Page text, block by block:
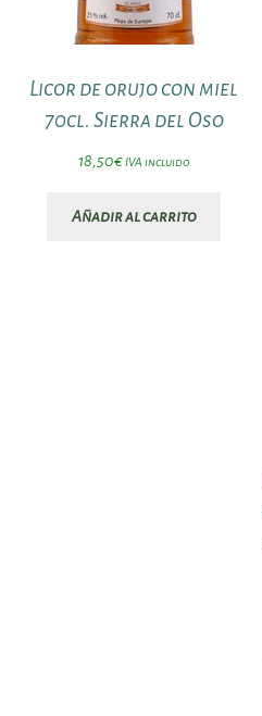
Licor de orujo con miel
70cl. Sierra del Oso
18,50€ IVA incluido
Añadir al carrito